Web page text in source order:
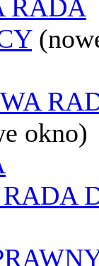
RADA
okno)